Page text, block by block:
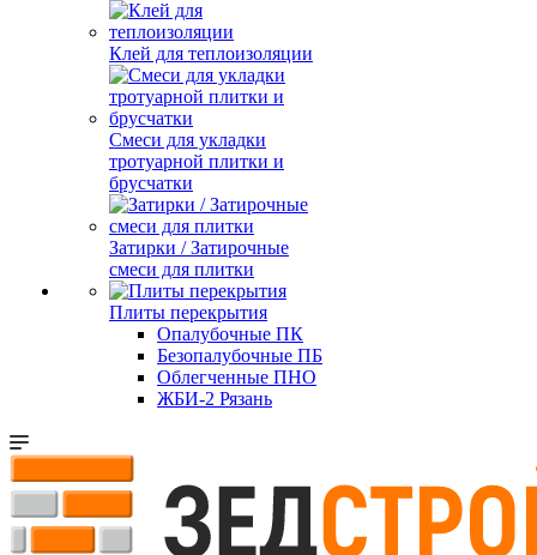
Клей для теплоизоляции
Смеси для укладки
тротуарной плитки и
брусчатки
Затирки / Затирочные
смеси для плитки
Плиты перекрытия
Опалубочные ПК
Безопалубочные ПБ
Облегченные ПНО
ЖБИ-2 Рязань